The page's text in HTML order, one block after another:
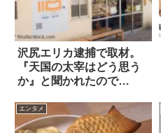
沢尻エリカ逮捕で取材。
『天国の太宰はどう思う
か』と聞かれたので…
エンタメ